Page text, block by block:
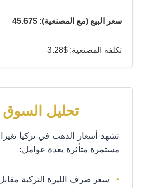
سعر البيع (مع المصنعية): $45.67
تكلفة المصنعية: $3.28
تحليل السوق
تشهد أسعار الذهب في تركيا
مستمرة متأثرة بعدة عوامل:
سعر صرف الليرة التركية